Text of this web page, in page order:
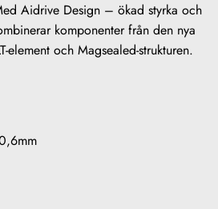
Aidrive Design – ökad styrka och
komponenter från den nya
element och Magsealed-strukturen.